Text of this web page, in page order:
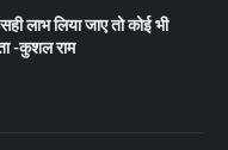
लाभ लिया जाए तो कोई भी
-कुशल राम